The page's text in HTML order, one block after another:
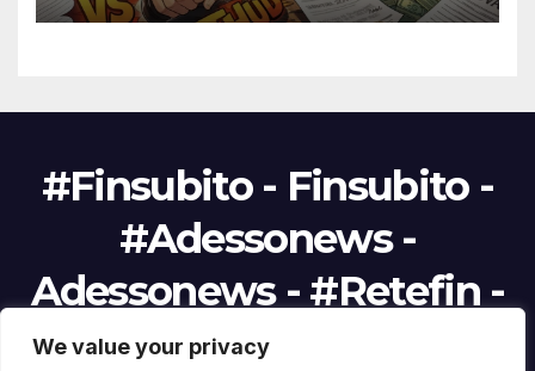
We value your privacy
#Finsubito - Finsubito -
#Adessonews -
Adessonews - #Retefin -
Retefin